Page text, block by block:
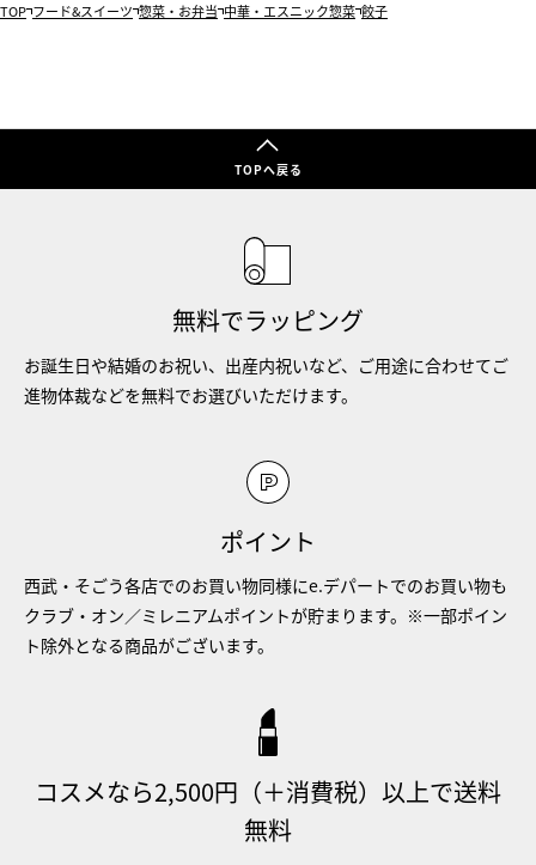
TOP フード&スイーツ 惣菜・お弁当 中華・エスニック惣菜 餃子
TOPへ戻る
無料でラッピング
お誕生日や結婚のお祝い、出産内祝いなど、ご用途に合わせてご
進物体裁などを無料でお選びいただけます。
ポイント
西武・そごう各店でのお買い物同様にe.デパートでのお買い物も
クラブ・オン／ミレニアムポイントが貯まります。※一部ポイン
ト除外となる商品がございます。
コスメなら2,500円（＋消費税）以上で送料
無料